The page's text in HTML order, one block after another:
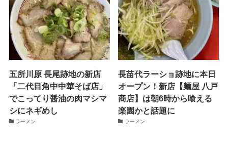
五所川原 長尾跡地の新店
「二代目角中中華そば店」
でこってり醤油の肉マシマ
シにネギめし
ラーメン
長苗代ラーショ跡地に本日
オープン！新店【麺屋 八戸
商店】は朝6時から喰える
楽園かと話題に
ラーメン